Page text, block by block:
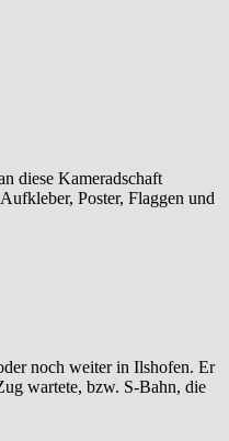
diese Kameradschaft
Poster, Flaggen und
noch weiter in Ilshofen. Er
wartete, bzw. S-Bahn, die